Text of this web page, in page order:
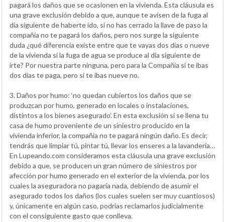
pagará los daños que se ocasionen en la vivienda. Esta cláusula es
una grave exclusión debido a que, aunque te avisen de la fuga al
día siguiente de haberte ido, si no has cerrado la llave de paso la
compañía no te pagará los daños, pero nos surge la siguiente
duda ¿qué diferencia existe entre que te vayas dos días o nueve
de la vivienda si la fuga de agua se produce al día siguiente de
irte? Por nuestra parte ninguna, pero para la Compañía si te ibas
dos días te paga, pero si te ibas nueve no.
3. Daños por humo: ‘no quedan cubiertos los daños que se
produzcan por humo, generado en locales o instalaciones,
distintos a los bienes asegurado’. En esta exclusión si se llena tu
casa de humo proveniente de un siniestro producido en la
vivienda inferior, la compañía no te pagará ningún daño. Es decir,
tendrás que limpiar tú, pintar tú, llevar los enseres a la lavandería…
En Lupeando.com consideramos esta cláusula una grave exclusión
debido a que, se producen un gran número de siniestros por
afección por humo generado en el exterior de la vivienda, por los
cuales la aseguradora no pagaría nada, debiendo de asumir el
asegurado todos los daños (los cuales suelen ser muy cuantiosos)
y, únicamente en algún caso, podrías reclamarlos judicialmente
con el consiguiente gasto que conlleva.